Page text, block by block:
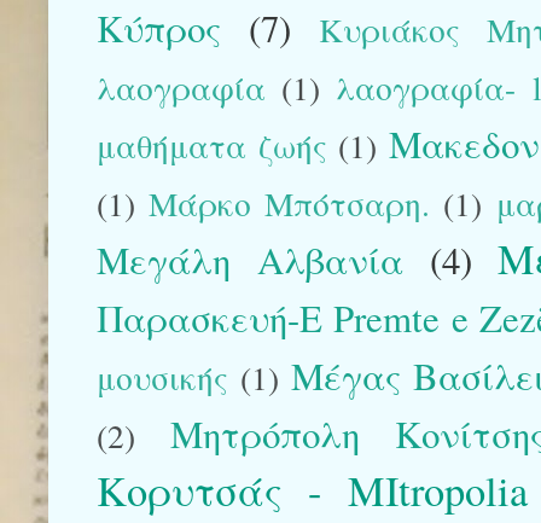
Κύπρος (7)
Κυριάκος
λαογραφία (1) λαογραφία-
μαθήματα ζωής (1)
(1) Μάρκο Μπότσαρη. (1)
Μεγάλη Αλβανία (4)
Παρασκευή-E Premte e
μουσικής (1) Μέγας
(2) Μητρόπολη
Κορυτσάς - MItropolia